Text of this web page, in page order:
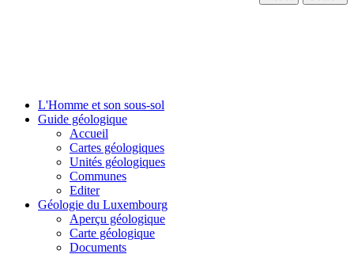
L'Homme et son sous-sol
Guide géologique
Accueil
Cartes géologiques
Unités géologiques
Communes
Editer
Géologie du Luxembourg
Aperçu géologique
Carte géologique
Documents